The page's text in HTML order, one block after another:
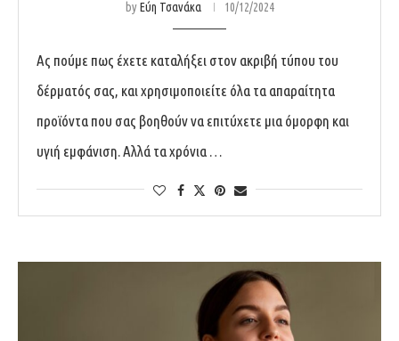
byΕύη Τσανάκα 10/12/2024
Ας πούμε πως έχετε καταλήξει στον ακριβή τύπου του
δέρματός σας, και χρησιμοποιείτε όλα τα απαραίτητα
προϊόντα που σας βοηθούν να επιτύχετε μια όμορφη και
υγιή εμφάνιση. Αλλά τα χρόνια …